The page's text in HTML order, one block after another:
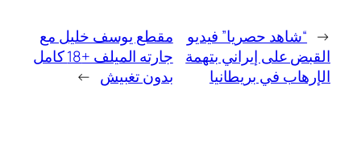
← “شاهد حصريا” فيديو
القبض على إيراني بتهمة
الإرهاب في بريطانيا
مقطع يوسف خليل مع
جارته الميلف +18 كامل
بدون تغبيش →